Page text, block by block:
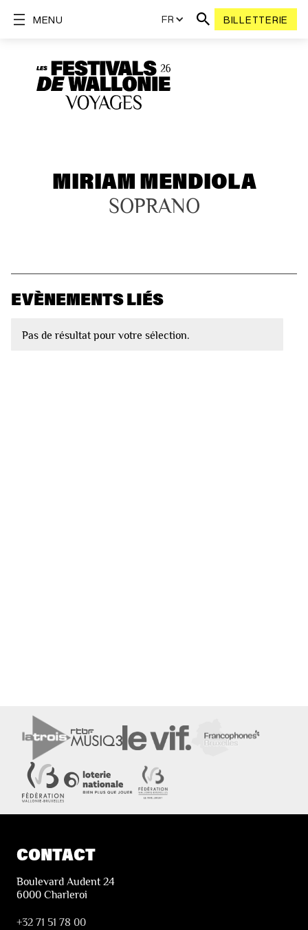
FR BILLETTERIE
MENU
MIRIAM MENDIOLA
SOPRANO
EVÈNEMENTS LIÉS
Pas de résultat pour votre sélection.
CONTACT
Boulevard Audent 24
6000 Charleroi
+32 71 51 78 00